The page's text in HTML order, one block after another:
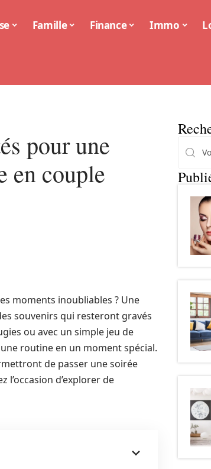
Famille Finance Immo
pour une
en couple
moments inoubliables ? Une
souvenirs qui resteront gravés
ou avec un simple jeu de
routine en un moment spécial.
de passer une soirée
d’explorer de